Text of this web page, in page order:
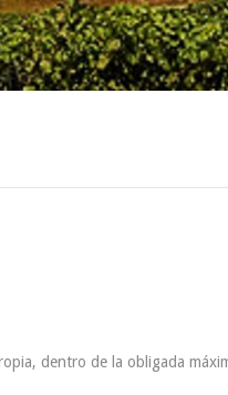
dentro de la obligada